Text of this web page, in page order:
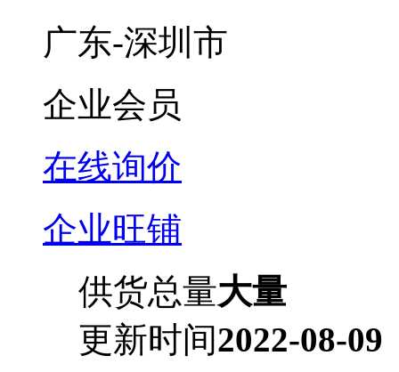
广东-深圳市
企业会员
在线询价
企业旺铺
供货总量大量
更新时间2022-08-09